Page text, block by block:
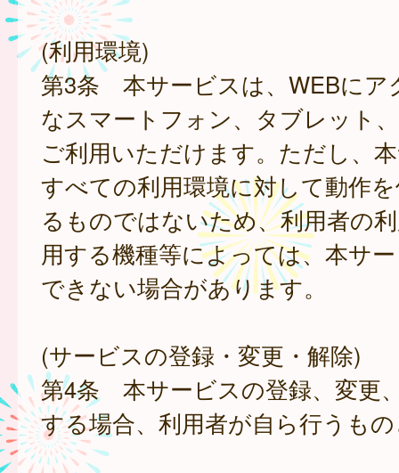
(利用環境)
第3条 本サービスは、WEBにア
なスマートフォン、タブレット
ご利用いただけます。ただし、
すべての利用環境に対して動作
るものではないため、利用者の
用する機種等によっては、本サ
できない場合があります。
(サービスの登録・変更・解除)
第4条 本サービスの登録、変更
する場合、利用者が自ら行うも